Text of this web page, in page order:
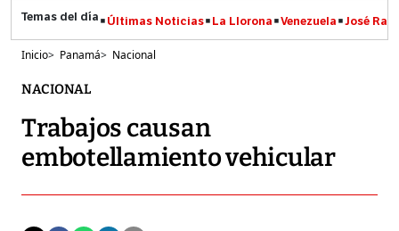
Últimas Noticias La Llorona Venezuela José
Inicio> Panamá> Nacional
NACIONAL
Trabajos causan
embotellamiento vehicular